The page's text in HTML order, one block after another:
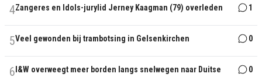
4Zangeres en Idols-jurylid Jerney Kaagman (79) overleden 1
5Veel gewonden bij trambotsing in Gelsenkirchen 0
6 I&W overweegt meer borden langs snelwegen naar Duitse
0